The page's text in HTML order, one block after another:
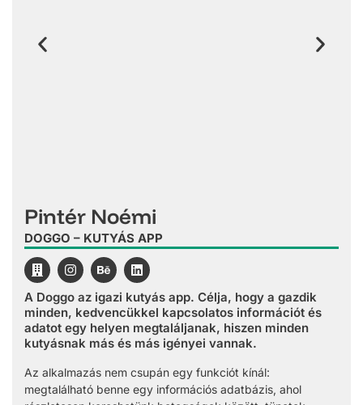
Pintér Noémi
DOGGO – KUTYÁS APP
A Doggo az igazi kutyás app. Célja, hogy a gazdik
minden, kedvencükkel kapcsolatos információt és
adatot egy helyen megtaláljanak, hiszen minden
kutyásnak más és más igényei vannak.
Az alkalmazás nem csupán egy funkciót kínál:
megtalálható benne egy információs adatbázis, ahol